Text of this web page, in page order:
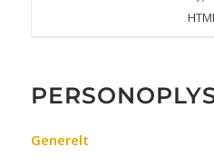
Generelt